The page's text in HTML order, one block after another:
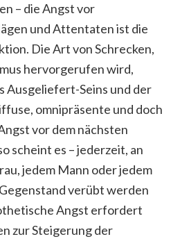
– die Angst vor
und Attentaten ist die
Die Art von Schrecken,
hervorgerufen wird,
Ausgeliefert-Seins und der
omnipräsente und doch
vor dem nächsten
scheint es – jederzeit, an
jedem Mann oder jedem
verübt werden
Angst erfordert
zur Steigerung der